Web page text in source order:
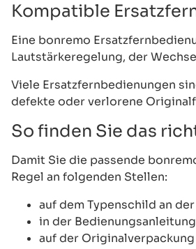
Kompatible
Eine bonremo
Lautstärkeregelung, der
Viele Ersatzfernbedienungen
defekte oder verlorene
So finden Sie das
Damit Sie die passende
Regel an folgenden Stellen:
auf dem Typenschild an
in der
auf der